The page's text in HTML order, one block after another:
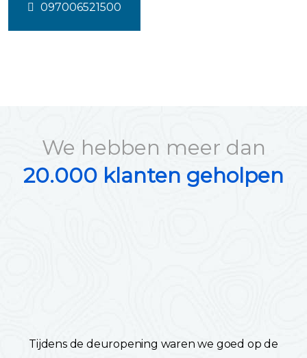
097006521500
We hebben meer dan
20.000 klanten geholpen
Tijdens de deuropening waren we goed op de